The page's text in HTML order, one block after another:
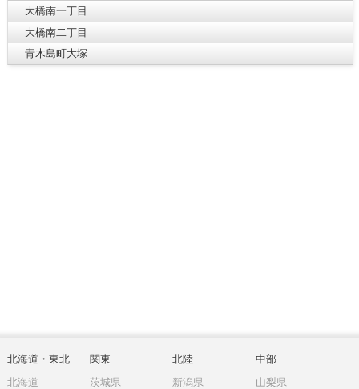
大橋南一丁目
大橋南二丁目
青木島町大塚
北海道・東北
北海道
関東
茨城県
北陸
新潟県
中部
山梨県